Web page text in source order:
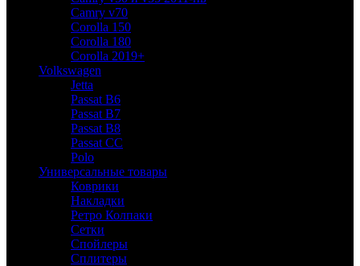
Camry v70
Corolla 150
Corolla 180
Corolla 2019+
Volkswagen
Jetta
Passat B6
Passat B7
Passat B8
Passat CC
Polo
Универсальные товары
Коврики
Накладки
Ретро Колпаки
Сетки
Спойлеры
Сплитеры